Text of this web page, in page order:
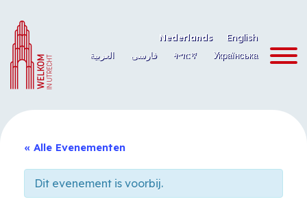
naar
de
inhoud
Nederlands
English
العربية
فارسی ትግርኛ Українська
« Alle Evenementen
Dit evenement is voorbij.